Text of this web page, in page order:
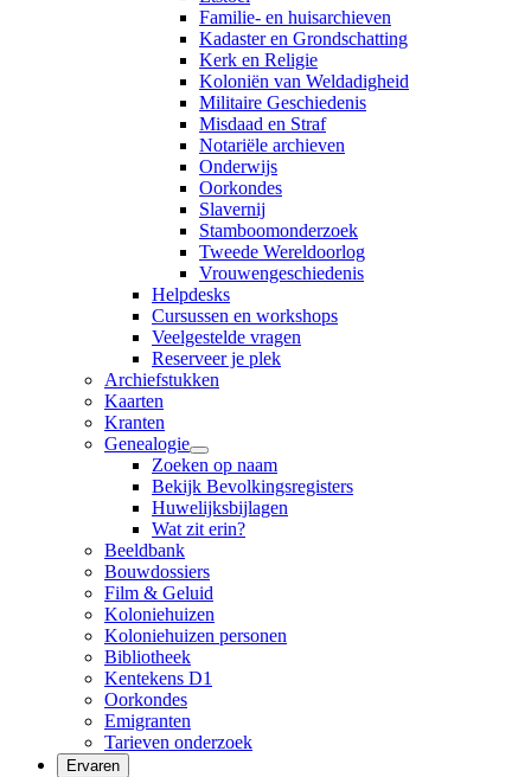
Familie- en huisarchieven
Kadaster en Grondschatting
Kerk en Religie
Koloniën van Weldadigheid
Militaire Geschiedenis
Misdaad en Straf
Notariële archieven
Onderwijs
Oorkondes
Slavernij
Stamboomonderzoek
Tweede Wereldoorlog
Vrouwengeschiedenis
Helpdesks
Cursussen en workshops
Veelgestelde vragen
Reserveer je plek
Archiefstukken
Kaarten
Kranten
Genealogie
Zoeken op naam
Bekijk Bevolkingsregisters
Huwelijksbijlagen
Wat zit erin?
Beeldbank
Bouwdossiers
Film & Geluid
Koloniehuizen
Koloniehuizen personen
Bibliotheek
Kentekens D1
Oorkondes
Emigranten
Tarieven onderzoek
Ervaren